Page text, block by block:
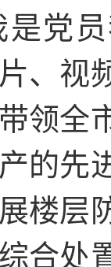
党
、视
领全
的先
楼层
合处